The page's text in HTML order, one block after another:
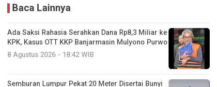
Baca Lainnya
Ada Saksi Rahasia Serahkan Dana Rp8,3 Miliar ke
KPK, Kasus OTT KKP Banjarmasin Mulyono Purwo
8 Agustus 2026 - 18:42 WIB
Semburan Lumpur Pekat 20 Meter Disertai Bunyi